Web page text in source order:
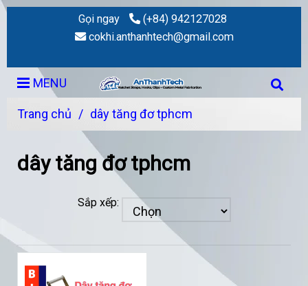
Gọi ngay
(+84) 942127028
cokhi.anthanhtech@gmail.com
MENU
Trang chủ / dây tăng đơ tphcm
dây tăng đơ tphcm
Sắp xếp: